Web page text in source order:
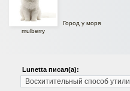
mulberry
Город у моря
Lunetta писал(а):
Восхитительный способ